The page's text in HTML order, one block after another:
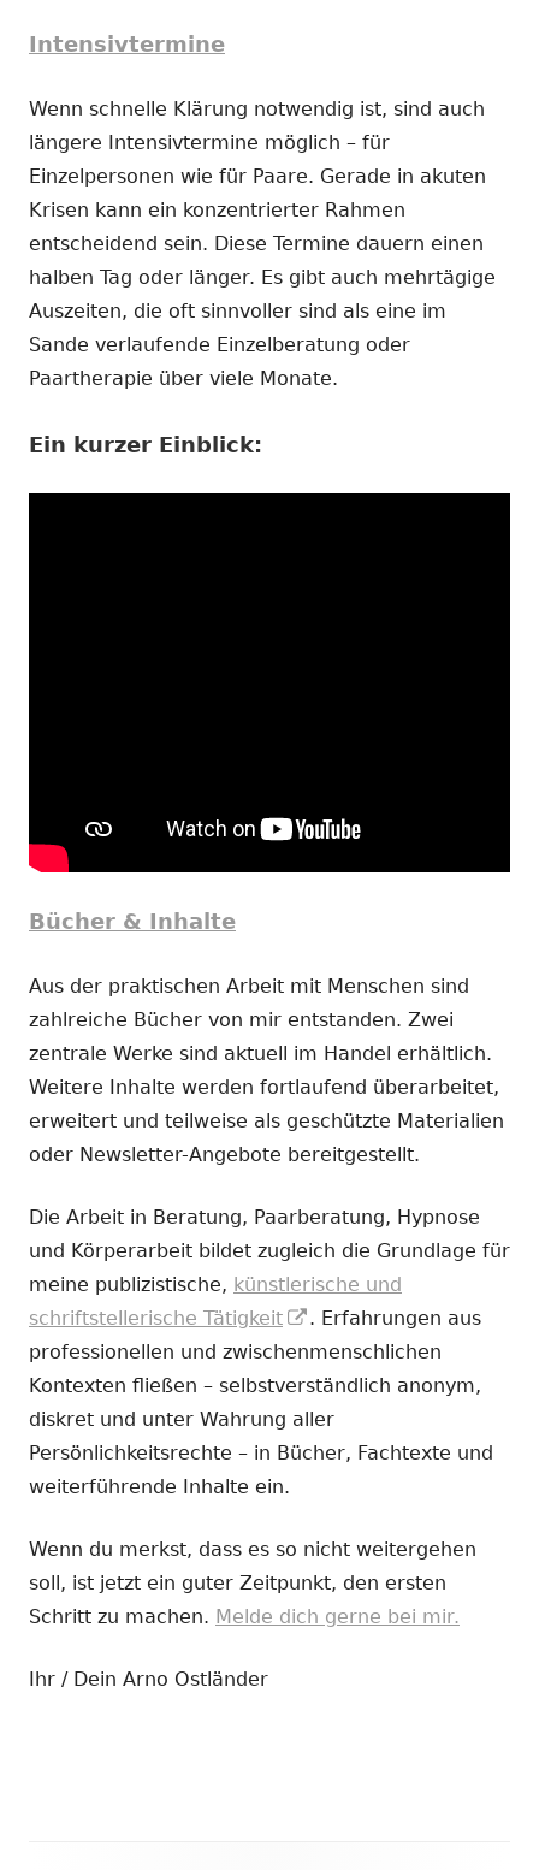
Intensivtermine
Wenn schnelle Klärung notwendig ist, sind auch
längere Intensivtermine möglich – für
Einzelpersonen wie für Paare. Gerade in akuten
Krisen kann ein konzentrierter Rahmen
entscheidend sein. Diese Termine dauern einen
halben Tag oder länger. Es gibt auch mehrtägige
Auszeiten, die oft sinnvoller sind als eine im
Sande verlaufende Einzelberatung oder
Paartherapie über viele Monate.
Ein kurzer Einblick:
Bücher & Inhalte
Aus der praktischen Arbeit mit Menschen sind
zahlreiche Bücher von mir entstanden. Zwei
zentrale Werke sind aktuell im Handel erhältlich.
Weitere Inhalte werden fortlaufend überarbeitet,
erweitert und teilweise als geschützte Materialien
oder Newsletter-Angebote bereitgestellt.
Die Arbeit in Beratung, Paarberatung, Hypnose
und Körperarbeit bildet zugleich die Grundlage für
meine publizistische, künstlerische und
schriftstellerische Tätigkeit
In
neuem
Fenster
öffnen
. Erfahrungen aus
professionellen und zwischenmenschlichen
Kontexten fließen – selbstverständlich anonym,
diskret und unter Wahrung aller
Persönlichkeitsrechte – in Bücher, Fachtexte und
weiterführende Inhalte ein.
Wenn du merkst, dass es so nicht weitergehen
soll, ist jetzt ein guter Zeitpunkt, den ersten
Schritt zu machen. Melde dich gerne bei mir.
Ihr / Dein Arno Ostländer